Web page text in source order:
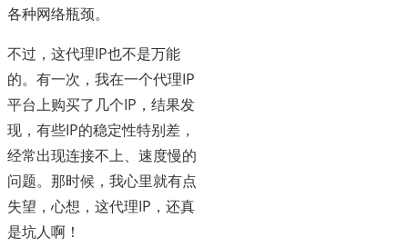
各种网络瓶颈。
不过，这代理IP也不是万能
的。有一次，我在一个代理IP
平台上购买了几个IP，结果发
现，有些IP的稳定性特别差，
经常出现连接不上、速度慢的
问题。那时候，我心里就有点
失望，心想，这代理IP，还真
是坑人啊！